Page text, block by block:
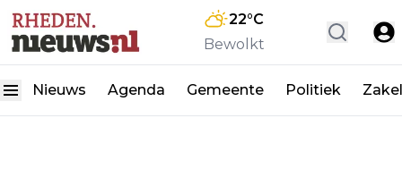
22°C
Bewolkt
Nieuws Agenda Gemeente Politiek